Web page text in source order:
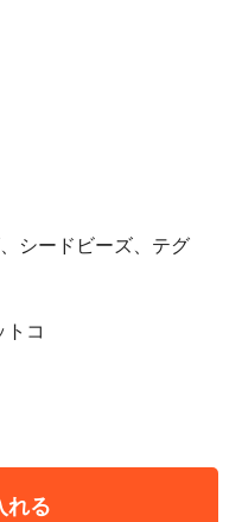
シードビーズ、テグ
トコ
れる